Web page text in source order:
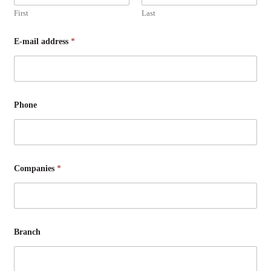
s
r
First Last
E-mail address*
Phone
Companies*
Branch